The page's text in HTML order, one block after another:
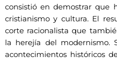
consistió en demostrar que
cristianismo y cultura. El
corte racionalista que
la herejía del modernismo.
acontecimientos históricos